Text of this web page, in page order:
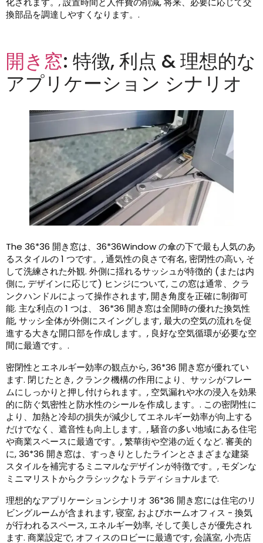
換部品を調達しやすくなります。.
開き窓: 特徴, 利点 & 理想的な
アプリケーション シナリオ
The 36*36 開き窓は、36*36Window の傘の下で最も人気のあ
るスタイルの 1 つです。, 通気性の良さで有名, 密閉性の高い, そ
して洗練された外観. 外側に揺れるサッシュが特徴的 (または内
側に, デザインに応じて) ヒンジについて, この窓は通常、クラ
ンクハンドルによって操作されます, 開き角度を正確に制御可
能. 主な利点の 1 つは、 36*36 開き窓は全開時の優れた換気性
能, サッシ全体が外側にスイングします, 最大の空気の流れを促
進する大きな開口部を作成します。, 良好な空気循環が必要な空
間に最適です。.
密閉性とエネルギー効率の観点から, 36*36 開き窓が優れてい
ます. 閉じたとき, クランク機構の作用により、サッシがフレー
ムにしっかりと押し付けられます。, 空気漏れや水の浸入を効果
的に防ぐ気密性と防水性のシールを作成します。. この密閉性に
より、加熱と冷却の損失が減少してエネルギー効率が向上する
だけでなく、遮音性も向上します。, 騒音の多い地域にある住宅
や商業スペースに最適です。, 繁華街や空港の近くなど. 審美的
に, 36*36 開き窓は、すっきりとしたラインとさまざまな建築
スタイルを補完するミニマルなデザインが特徴です。, モダンな
ミニマリストからクラシックなトラディショナルまで.
理想的なアプリケーションシナリオ 36*36 開き窓には住宅のリ
ビングルームが含まれます, 寝室, およびホームオフィス - 換気
が行われるスペース, エネルギー効率, そして美しさが優先され
ます. 商業設定で, オフィスのロビーに最適です, 会議室, 小売店